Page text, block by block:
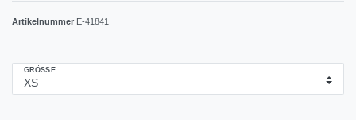
Artikelnummer E-41841
GRÖSSE